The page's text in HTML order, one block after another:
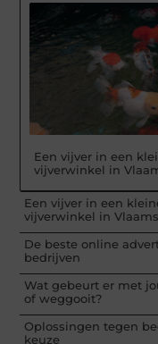
Een vijver in een
vijverwinkel in
Een vijver in een
vijverwinkel in
De beste online
bedrijven
Wat gebeurt er met
of weggooit?
Oplossingen tegen
keuze